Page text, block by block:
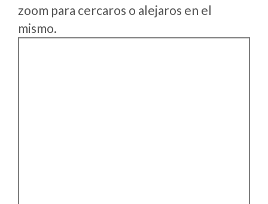
zoom para cercaros o alejaros en el
mismo.